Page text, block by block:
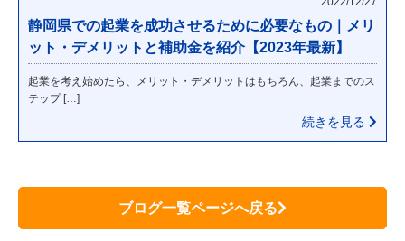
静岡県での起業を成功させるために必要なもの｜メリ
ット・デメリットと補助金を紹介【2023年最新】
起業を考え始めたら、メリット・デメリットはもちろん、起業までのス
テップ […]
続きを見る
ブログ一覧ページへ戻る